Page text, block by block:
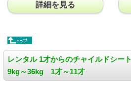
詳細を見る
レンタル 1才からのチャイルドシート
9kg～36kg 1才～11才